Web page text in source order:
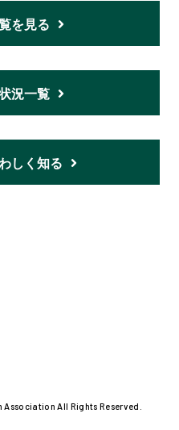
を見る
況一覧
しく知る
All Rights Reserved.